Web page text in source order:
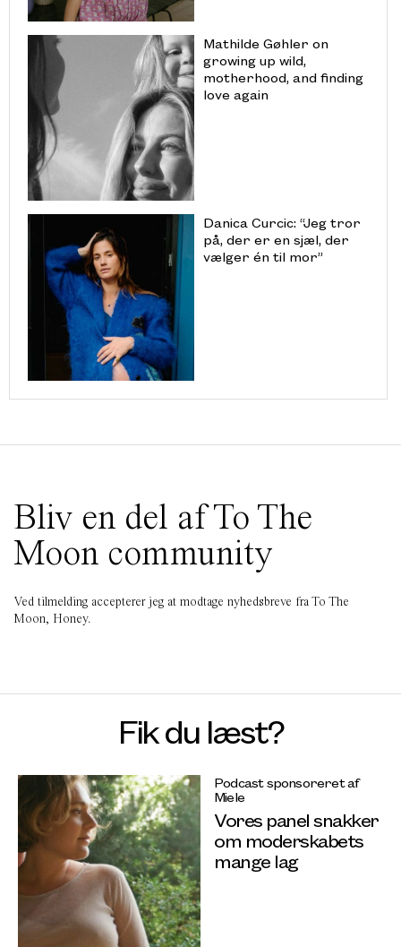
Mathilde Gøhler on
growing up wild,
motherhood, and finding
love again
Danica Curcic: “Jeg tror
på, der er en sjæl, der
vælger én til mor”
Bliv en del af To The
Moon community
Ved tilmelding accepterer jeg at modtage nyhedsbreve fra To The
Moon, Honey.
Fik du læst?
Podcast sponsoreret af
Miele
Vores panel snakker
om moderskabets
mange lag